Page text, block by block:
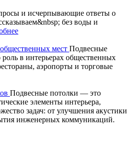
и исчерпывающие ответы о
без воды и
мест Подвесные
в интерьерах общественных
аэропорты и торговые
Подвесные потолки — это
элементы интерьера,
задач: от улучшения акустики
инженерных коммуникаций.